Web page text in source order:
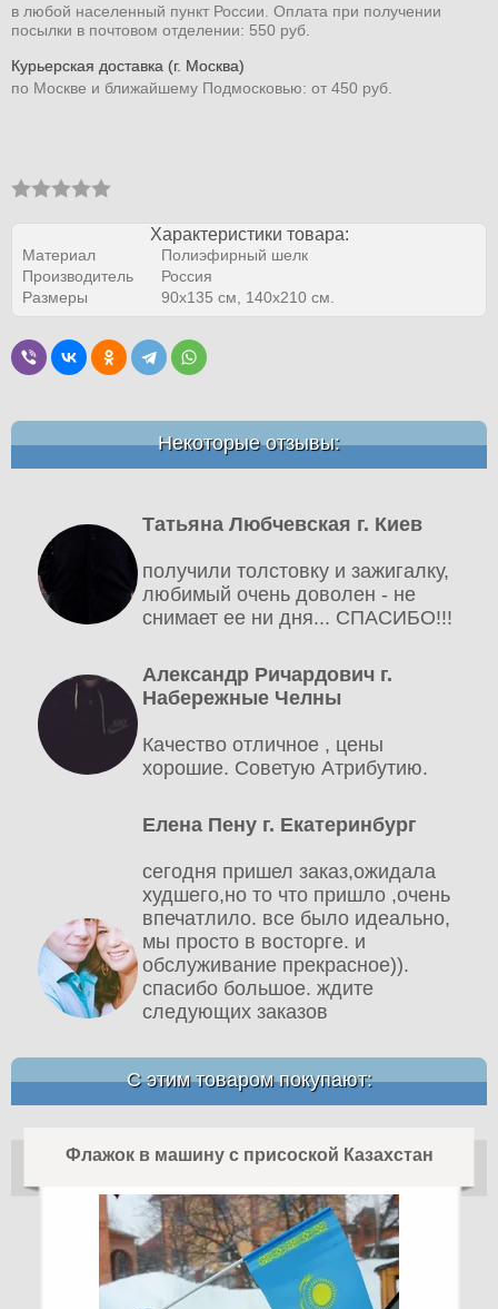
в любой населенный пункт России. Оплата при получении
посылки в почтовом отделении: 550 руб.
Курьерская доставка (г. Москва)
по Москве и ближайшему Подмосковью: от 450 руб.
Характеристики товара:
Материал
Полиэфирный шелк
Производитель
Россия
Размеры
90х135 см, 140х210 см.
Некоторые отзывы:
Татьяна Любчевская г. Киев
получили толстовку и зажигалку,
любимый очень доволен - не
снимает ее ни дня... СПАСИБО!!!
Александр Ричардович г.
Набережные Челны
Качество отличное , цены
хорошие. Советую Атрибутию.
Елена Пену г. Екатеринбург
сегодня пришел заказ,ожидала
худшего,но то что пришло ,очень
впечатлило. все было идеально,
мы просто в восторге. и
обслуживание прекрасное)).
спасибо большое. ждите
следующих заказов
С этим товаром покупают:
Флажок в машину с присоской Казахстан